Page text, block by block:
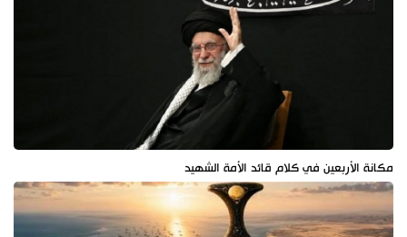
مكانة الأربعين في كلام قائد الأمة الشهيد